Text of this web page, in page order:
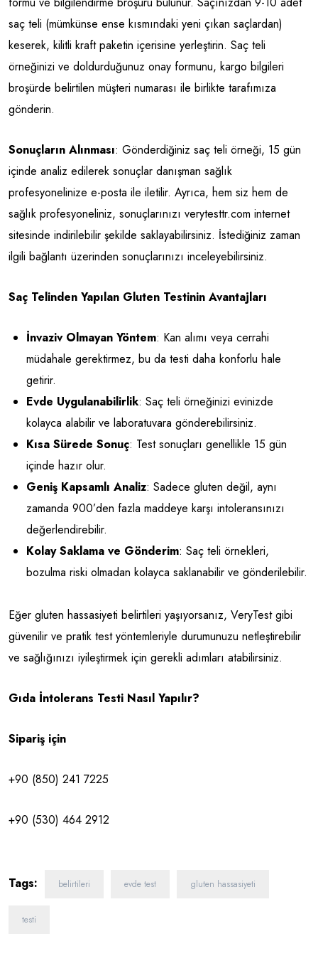
saç teli (mümkünse ense kısmındaki yeni çıkan saçlardan)
keserek, kilitli kraft paketin içerisine yerleştirin. Saç teli
örneğinizi ve doldurduğunuz onay formunu, kargo bilgileri
broşürde belirtilen müşteri numarası ile birlikte tarafımıza
gönderin.
Sonuçların Alınması: Gönderdiğiniz saç teli örneği, 15 gün
içinde analiz edilerek sonuçlar danışman sağlık
profesyonelinize e-posta ile iletilir. Ayrıca, hem siz hem de
sağlık profesyoneliniz, sonuçlarınızı verytesttr.com internet
sitesinde indirilebilir şekilde saklayabilirsiniz. İstediğiniz zaman
ilgili bağlantı üzerinden sonuçlarınızı inceleyebilirsiniz.
Saç Telinden Yapılan Gluten Testinin Avantajları
İnvaziv Olmayan Yöntem: Kan alımı veya cerrahi
müdahale gerektirmez, bu da testi daha konforlu hale
getirir.
Evde Uygulanabilirlik: Saç teli örneğinizi evinizde
kolayca alabilir ve laboratuvara gönderebilirsiniz.
Kısa Sürede Sonuç: Test sonuçları genellikle 15 gün
içinde hazır olur.
Geniş Kapsamlı Analiz: Sadece gluten değil, aynı
zamanda 900’den fazla maddeye karşı intoleransınızı
değerlendirebilir.
Kolay Saklama ve Gönderim: Saç teli örnekleri,
bozulma riski olmadan kolayca saklanabilir ve gönderilebilir.
Eğer gluten hassasiyeti belirtileri yaşıyorsanız, VeryTest gibi
güvenilir ve pratik test yöntemleriyle durumunuzu netleştirebilir
ve sağlığınızı iyileştirmek için gerekli adımları atabilirsiniz.
Gıda İntolerans Testi Nasıl Yapılır?
Sipariş için
+90 (850) 241 7225
+90 (530) 464 2912
Tags: belirtileri evde test gluten hassasiyeti
testi